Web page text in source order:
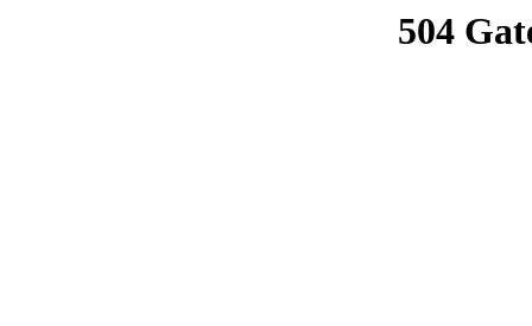
504